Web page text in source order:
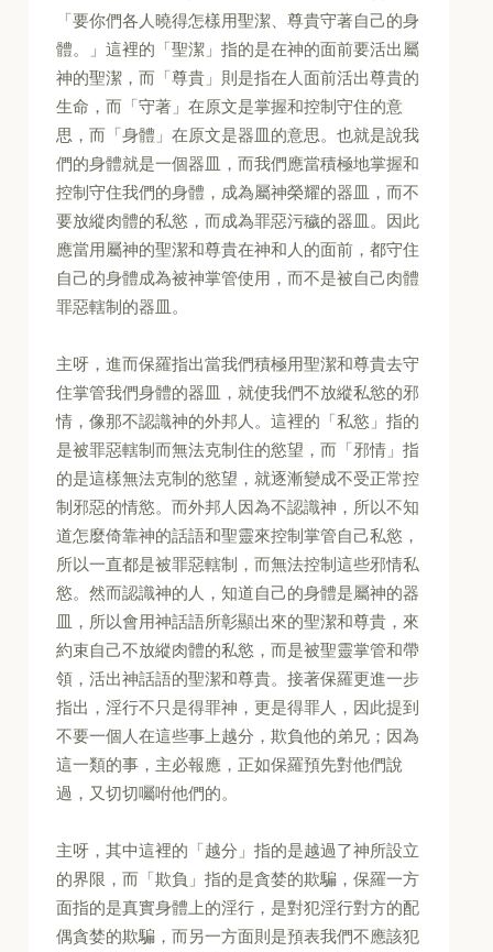
「要你們各人曉得怎樣用聖潔、尊貴守著自己的身
體。」這裡的「聖潔」指的是在神的面前要活出屬
神的聖潔，而「尊貴」則是指在人面前活出尊貴的
生命，而「守著」在原文是掌握和控制守住的意
思，而「身體」在原文是器皿的意思。也就是說我
們的身體就是一個器皿，而我們應當積極地掌握和
控制守住我們的身體，成為屬神榮耀的器皿，而不
要放縱肉體的私慾，而成為罪惡污穢的器皿。因此
應當用屬神的聖潔和尊貴在神和人的面前，都守住
自己的身體成為被神掌管使用，而不是被自己肉體
罪惡轄制的器皿。
主呀，進而保羅指出當我們積極用聖潔和尊貴去守
住掌管我們身體的器皿，就使我們不放縱私慾的邪
情，像那不認識神的外邦人。這裡的「私慾」指的
是被罪惡轄制而無法克制住的慾望，而「邪情」指
的是這樣無法克制的慾望，就逐漸變成不受正常控
制邪惡的情慾。而外邦人因為不認識神，所以不知
道怎麼倚靠神的話語和聖靈來控制掌管自己私慾，
所以一直都是被罪惡轄制，而無法控制這些邪情私
慾。然而認識神的人，知道自己的身體是屬神的器
皿，所以會用神話語所彰顯出來的聖潔和尊貴，來
約束自己不放縱肉體的私慾，而是被聖靈掌管和帶
領，活出神話語的聖潔和尊貴。接著保羅更進一步
指出，淫行不只是得罪神，更是得罪人，因此提到
不要一個人在這些事上越分，欺負他的弟兄；因為
這一類的事，主必報應，正如保羅預先對他們說
過，又切切囑咐他們的。
主呀，其中這裡的「越分」指的是越過了神所設立
的界限，而「欺負」指的是貪婪的欺騙，保羅一方
面指的是真實身體上的淫行，是對犯淫行對方的配
偶貪婪的欺騙，而另一方面則是預表我們不應該犯